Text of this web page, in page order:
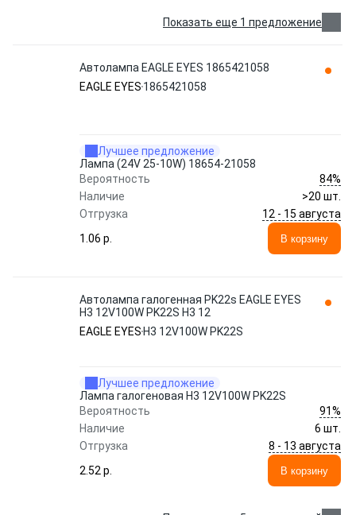
Показать еще 1 предложение
Автолампа EAGLE EYES 1865421058
EAGLE EYES 1865421058
Лучшее предложение
Лампа (24V 25-10W) 18654-21058
Вероятность
84%
Наличие
>20 шт.
Отгрузка
12 - 15 августа
1.06 p.
В корзину
Автолампа галогенная PK22s EAGLE EYES
H3 12V100W PK22S H3 12
EAGLE EYES H3 12V100W PK22S
Лучшее предложение
Лампа галогеновая H3 12V100W PK22S
Вероятность
91%
Наличие
6 шт.
Отгрузка
8 - 13 августа
2.52 p.
В корзину